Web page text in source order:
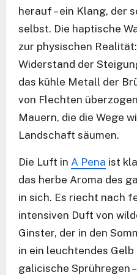
herauf – ein Klang, der
selbst. Die haptische
zur physischen
Widerstand der
das kühle Metall der
von Flechten
Mauern, die die Wege
Landschaft säumen.
Die Luft in A Pena ist
das herbe Aroma des
in sich. Es riecht nach
intensiven Duft von
Ginster, der in den
in ein leuchtendes
galicische Sprühregen